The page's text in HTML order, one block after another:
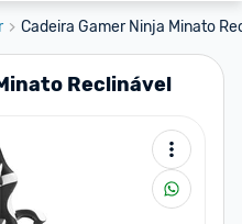
Cadeira Gamer Ninja Minato
Reclinável